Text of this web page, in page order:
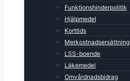
Funktionshinderpolitik
Hjälpmedel
Korttids
Merkostnadsersättning
LSS-boende
Läkemedel
Omvårdnadsbidrag